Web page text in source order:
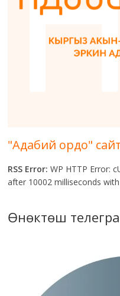
"Адабий ордо"
RSS Error: WP HTTP Error:
after 10002 milliseconds
Өнөктөш